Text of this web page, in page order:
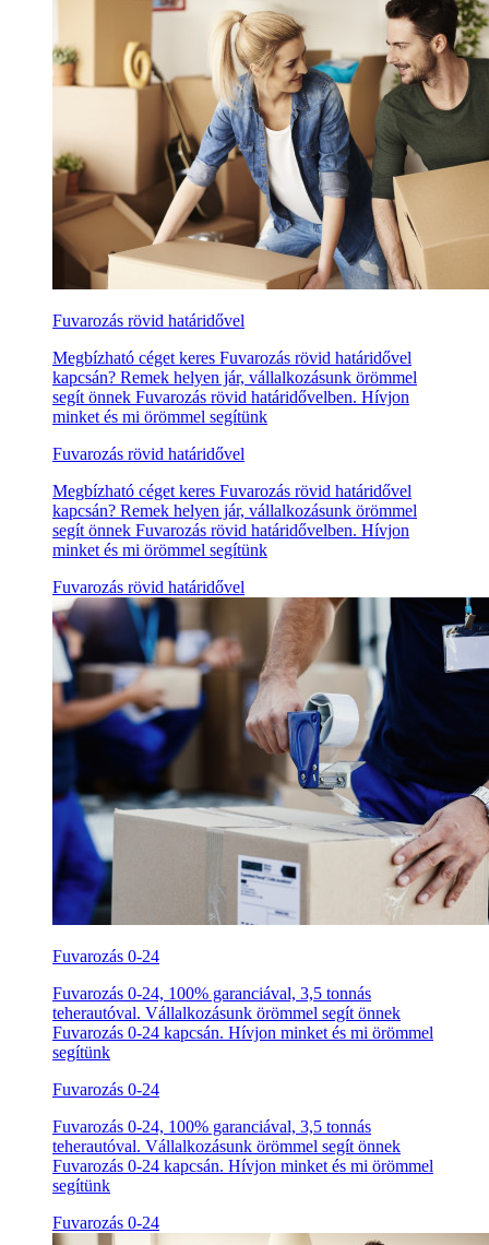
Fuvarozás rövid határidővel
Megbízható céget keres Fuvarozás rövid határidővel
kapcsán? Remek helyen jár, vállalkozásunk örömmel
segít önnek Fuvarozás rövid határidővelben. Hívjon
minket és mi örömmel segítünk
Fuvarozás rövid határidővel
Megbízható céget keres Fuvarozás rövid határidővel
kapcsán? Remek helyen jár, vállalkozásunk örömmel
segít önnek Fuvarozás rövid határidővelben. Hívjon
minket és mi örömmel segítünk
Fuvarozás rövid határidővel
Fuvarozás 0-24
Fuvarozás 0-24, 100% garanciával, 3,5 tonnás
teherautóval. Vállalkozásunk örömmel segít önnek
Fuvarozás 0-24 kapcsán. Hívjon minket és mi örömmel
segítünk
Fuvarozás 0-24
Fuvarozás 0-24, 100% garanciával, 3,5 tonnás
teherautóval. Vállalkozásunk örömmel segít önnek
Fuvarozás 0-24 kapcsán. Hívjon minket és mi örömmel
segítünk
Fuvarozás 0-24